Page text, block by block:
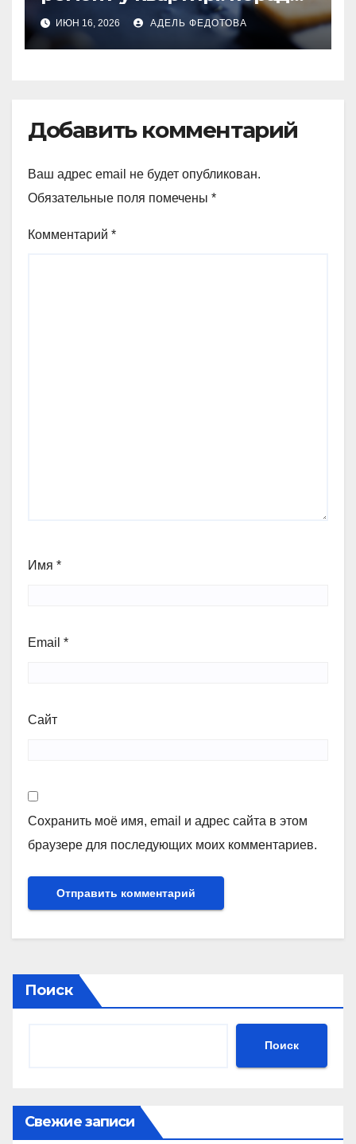
та особливості 2026
ИЮН 16, 2026 АДЕЛЬ ФЕДОТОВА
Добавить комментарий
Ваш адрес email не будет опубликован.
Обязательные поля помечены *
Комментарий *
Имя *
Email *
Сайт
Сохранить моё имя, email и адрес сайта в этом
браузере для последующих моих комментариев.
Поиск
Поиск
Свежие записи